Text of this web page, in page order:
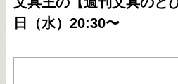
日（水）20:30〜